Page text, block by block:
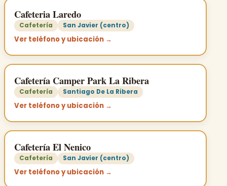
Cafeteria Laredo
Cafetería San Javier (centro)
Ver teléfono y ubicación →
Cafetería Camper Park La Ribera
Cafetería Santiago De La Ribera
Ver teléfono y ubicación →
Cafetería El Nenico
Cafetería San Javier (centro)
Ver teléfono y ubicación →